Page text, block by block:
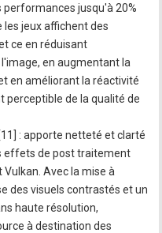
performances jusqu'à 20%
les jeux affichent des
ce en réduisant
en augmentant la
en améliorant la réactivité
perceptible de la qualité de
: apporte netteté et clarté
effets de post traitement
Vulkan. Avec la mise à
des visuels contrastés et un
haute résolution,
à destination des